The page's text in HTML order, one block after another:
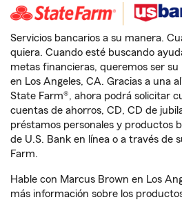
Servicios bancarios a su manera.
quiera. Cuando esté buscando
metas financieras, queremos ser
en Los Angeles, CA. Gracias a una
State Farm®, ahora podrá solicitar
cuentas de ahorros, CD, CD de
préstamos personales y productos
de U.S. Bank en línea o a través de
Farm.
Hable con Marcus Brown en Los
más información sobre los